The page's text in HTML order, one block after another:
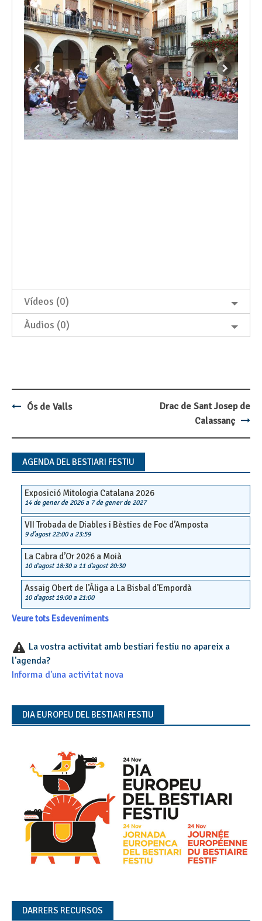
Vídeos (0)
Àudios (0)
navigation
Ós de Valls
Drac de Sant Josep de
Calassanç
AGENDA DEL BESTIARI FESTIU
Exposició Mitologia Catalana 2026
14 de gener de 2026a 7 de gener de 2027
VII Trobada de Diables i Bèsties de Foc d’Amposta
9 d'agost 22:00a 23:59
La Cabra d’Or 2026 a Moià
10 d'agost 18:30a 11 d'agost 20:30
Assaig Obert de l’Àliga a La Bisbal d’Empordà
10 d'agost 19:00a 21:00
Veure tots Esdeveniments
La vostra activitat amb bestiari festiu no apareix a
l'agenda?
Informa d'una activitat nova
DIA EUROPEU DEL BESTIARI FESTIU
DARRERS RECURSOS